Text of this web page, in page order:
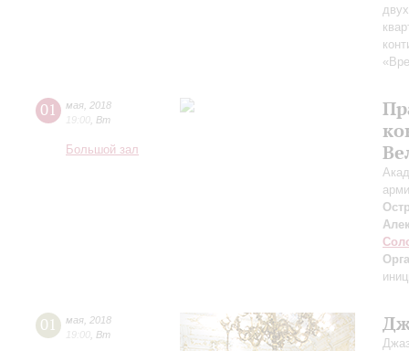
01 мая 2018
19:00 Вт
Большой зал
01 мая 2018
19:00 Вт